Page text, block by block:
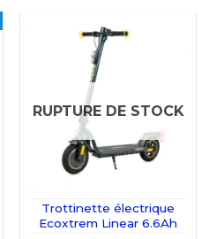
RUPTURE DE STOCK
Trottinette électrique
Ecoxtrem Linear 6.6Ah